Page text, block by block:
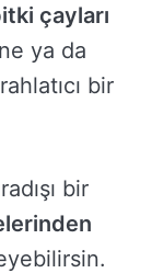
çayları
ya da
bir
bir